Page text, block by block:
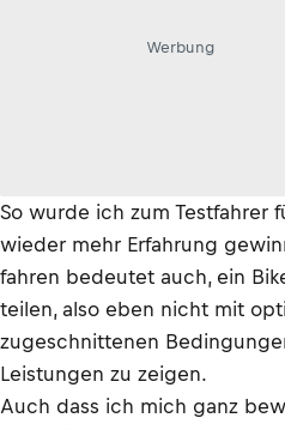
Werbung
So wurde ich zum Testfahrer
wieder mehr Erfahrung
fahren bedeutet auch, ein
teilen, also eben nicht mit
zugeschnittenen
Leistungen zu zeigen.
Auch dass ich mich ganz